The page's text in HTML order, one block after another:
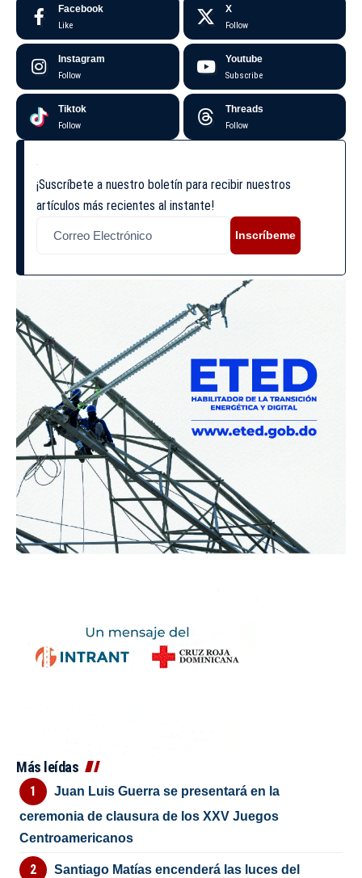
Facebook
Like
X
Follow
Instagram
Follow
Youtube
Subscribe
Tiktok
Follow
Threads
Follow
¡Suscríbete a nuestro boletín para recibir nuestros
artículos más recientes al instante!
Inscríbeme
Más leídas
Juan Luis Guerra se presentará en la
ceremonia de clausura de los XXV Juegos
Centroamericanos
Santiago Matías encenderá las luces del